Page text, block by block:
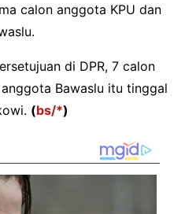
calon anggota KPU dan
di DPR, 7 calon
Bawaslu itu tinggal
(bs/*)